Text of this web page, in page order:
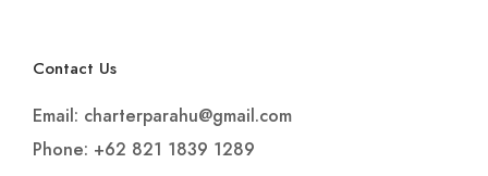
Contact Us
Email: charterparahu@gmail.com
Phone: +62 821 1839 1289